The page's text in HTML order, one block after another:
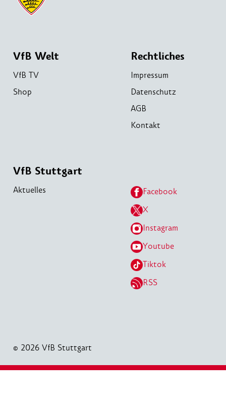
VfB Welt
VfB TV
Shop
Rechtliches
Impressum
Datenschutz
AGB
Kontakt
VfB Stuttgart
Aktuelles
Facebook
X
Instagram
Youtube
Tiktok
RSS
© 2026 VfB Stuttgart